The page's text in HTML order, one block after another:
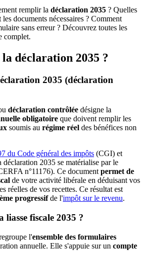
remplir la déclaration 2035 ? Quelles
documents nécessaires ? Comment
sans erreur ? Découvrez toutes les
complet.
déclaration 2035 ?
2035 (déclaration
déclaration contrôlée désigne la
obligatoire que doivent remplir les
soumis au régime réel des bénéfices non
du Code général des impôts (CGI) et
2035 se matérialise par le
n°11176). Ce document permet de
de votre activité libérale en déduisant vos
réelles de vos recettes. Ce résultat est
progressifde l'impôt sur le revenu.
liasse fiscale 2035 ?
l'ensemble des formulaires
annuelle. Elle s'appuie sur un compte